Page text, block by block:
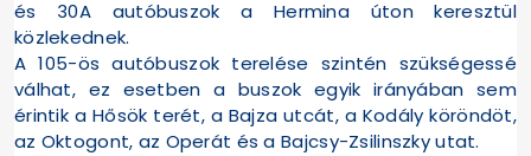
és 30A autóbuszok a Hermina úton keresztül
közlekednek.
A 105-ös autóbuszok terelése szintén szükségessé
válhat, ez esetben a buszok egyik irányában sem
érintik a Hősök terét, a Bajza utcát, a Kodály köröndöt,
az Oktogont, az Operát és a Bajcsy-Zsilinszky utat.